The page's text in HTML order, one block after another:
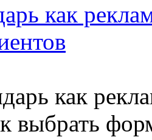
как